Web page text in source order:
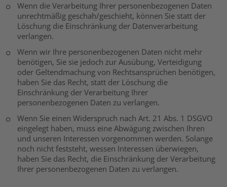
Wenn die Verarbeitung Ihrer personenbezogenen Daten
unrechtmäßig geschah/geschieht, können Sie statt der
Löschung die Einschränkung der Datenverarbeitung
verlangen.
Wenn wir Ihre personenbezogenen Daten nicht mehr
benötigen, Sie sie jedoch zur Ausübung, Verteidigung
oder Geltendmachung von Rechtsansprüchen benötigen,
haben Sie das Recht, statt der Löschung die
Einschränkung der Verarbeitung Ihrer
personenbezogenen Daten zu verlangen.
Wenn Sie einen Widerspruch nach Art. 21 Abs. 1 DSGVO
eingelegt haben, muss eine Abwägung zwischen Ihren
und unseren Interessen vorgenommen werden. Solange
noch nicht feststeht, wessen Interessen überwiegen,
haben Sie das Recht, die Einschränkung der Verarbeitung
Ihrer personenbezogenen Daten zu verlangen.